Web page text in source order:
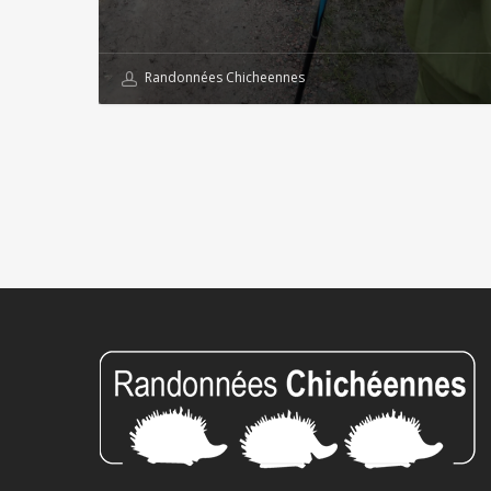
Randonnées Chicheennes